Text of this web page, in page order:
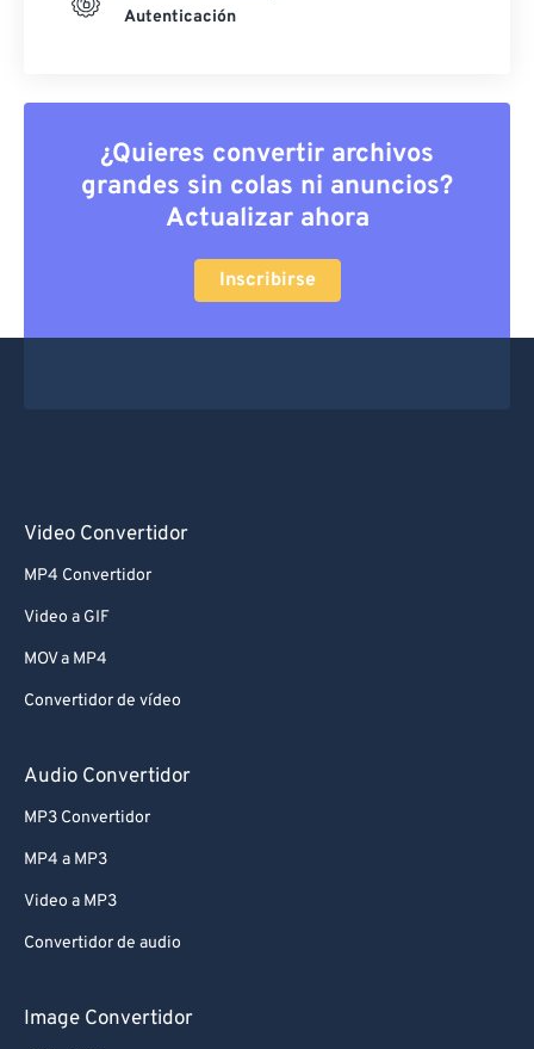
Autenticación
¿Quieres convertir archivos
grandes sin colas ni anuncios?
Actualizar ahora
Inscribirse
Video Convertidor
MP4 Convertidor
Video a GIF
MOV a MP4
Convertidor de vídeo
Audio Convertidor
MP3 Convertidor
MP4 a MP3
Video a MP3
Convertidor de audio
Image Convertidor